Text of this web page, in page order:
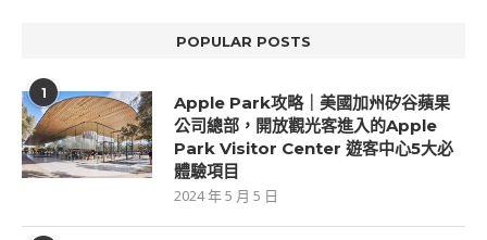
POPULAR POSTS
1
Apple Park攻略｜美國加州矽谷蘋果
公司總部，開放觀光客進入的Apple
Park Visitor Center 遊客中心5大必
體驗項目
2024 年 5 月 5 日